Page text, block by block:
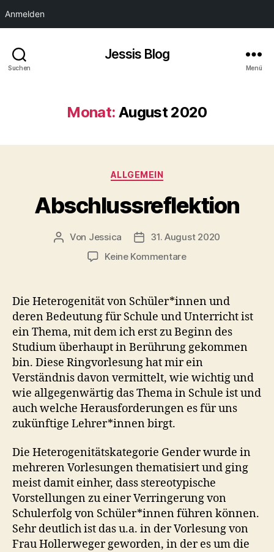
Anmelden
Suchen
Jessis Blog
Menü
Monat: August 2020
Kategorien
ALLGEMEIN
Abschlussreflektion
Beitragsautor
Von Jessica Veröffentlichungsdatum
31. August 2020
Keine Kommentarezu
Die Heterogenität von Schüler*innen und
deren Bedeutung für Schule und Unterricht ist
ein Thema, mit dem ich erst zu Beginn des
Studium überhaupt in Berührung gekommen
bin. Diese Ringvorlesung hat mir ein
Verständnis davon vermittelt, wie wichtig und
wie allgegenwärtig das Thema in Schule ist und
auch welche Herausforderungen es für uns
zukünftige Lehrer*innen birgt.
Die Heterogenitätskategorie Gender wurde in
mehreren Vorlesungen thematisiert und ging
meist damit einher, dass stereotypische
Vorstellungen zu einer Verringerung von
Schulerfolg von Schüler*innen führen können.
Sehr deutlich ist das u.a. in der Vorlesung von
Frau Hollerweger geworden, in der es um die